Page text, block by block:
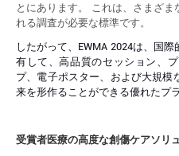
とにあります。 これは、さまざ
れる調査が必要な標準です。
したがって、EWMA 2024は、国
有して、高品質のセッション、
プ、電子ポスター、および大規模
来を形作ることができる優れたプ
受賞者医療の高度な創傷ケアソリ